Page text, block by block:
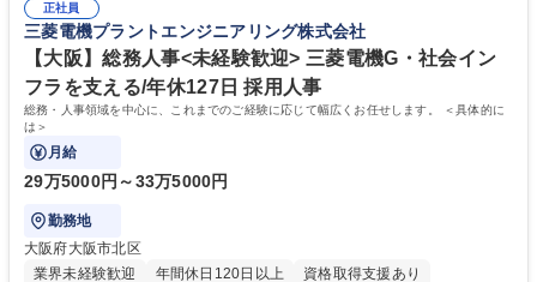
平均100件前後■メール・手紙：同上40件前後 募集職種 中野本社【お客様
相談室】お客様のお声をもとにより良い商品づくりへ貢献
すのでご安心ください。 【当社について】キリングループの広報機能を担
う会社として、お客様との出会いを大切にし、磨き上げたホスピタリティ
を込めてコミュニケーションをとりながら広報関連業務を行っておりま
す。 学歴・資格 学歴：大学院 大学 高専 短大 専修学校 高校 語学力： 資
格：
正社員
三菱電機プラントエンジニアリング株式会社
【大阪】総務人事<未経験歓迎> 三菱電機G・社会イン
フラを支える/年休127日 採用人事
総務・人事領域を中心に、これまでのご経験に応じて幅広くお任せします。 ＜具体的に
は＞
月給
29万5000円～33万5000円
勤務地
大阪府大阪市北区
業界未経験歓迎
年間休日120日以上
資格取得支援あり